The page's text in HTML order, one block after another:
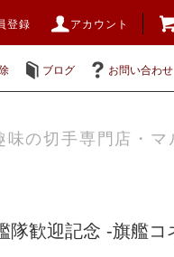
登録 アカウント
ブログ お問い合わせ
味の切手専門店・マ
隊歓迎記念 -旗艦コ